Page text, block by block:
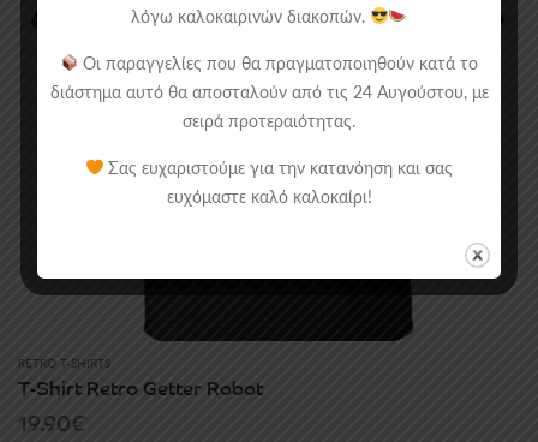
RETRO T-SHIRTS
T-Shirt Retro Getter Robot
19.90€
λόγω καλοκαιρινών διακοπών.
Οι παραγγελίες που θα πραγματοποιηθούν κατά το
διάστημα αυτό θα αποσταλούν από τις 24 Αυγούστου, με
σειρά προτεραιότητας.
Σας ευχαριστούμε για την κατανόηση και σας
ευχόμαστε καλό καλοκαίρι!